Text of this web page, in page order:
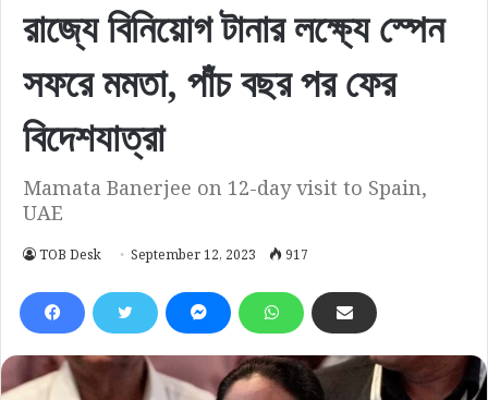
রাজ্যে বিনিয়োগ টানার লক্ষ্যে স্পেন
সফরে মমতা, পাঁচ বছর পর ফের
বিদেশযাত্রা
Mamata Banerjee on 12-day visit to Spain,
UAE
TOB Desk September 12, 2023 917